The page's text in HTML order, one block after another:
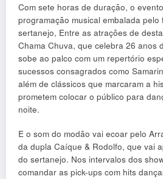
Com sete horas de duração, o
programação musical embalada
sertanejo, Entre as atrações de
Chama Chuva, que celebra 26 anos
sobe ao palco com um repertório
sucessos consagrados como
além de clássicos que marcaram a
prometem colocar o público para
noite.
E o som do modão vai ecoar pelo
da dupla Caíque & Rodolfo, que vai
do sertanejo. Nos intervalos dos
comandar as pick-ups com hits